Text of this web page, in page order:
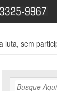
luta, sem